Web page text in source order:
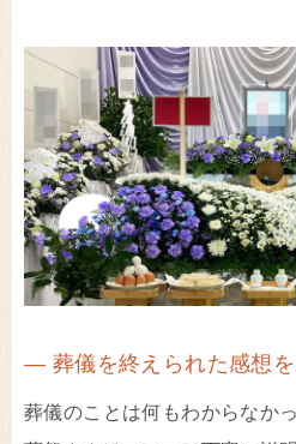
― 葬儀を終えられた感想を
葬儀のことは何もわからなか